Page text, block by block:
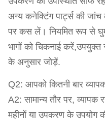
अन्य कनेक्टिंग पार्ट्स की
पर कस लें। नियमित रूप से
भागों को चिकनाई
के अनुसार जोड़ें.
Q2: आपको कितनी बार
A2: सामान्य तौर पर,
महीनों या उपकरण के